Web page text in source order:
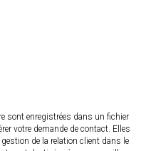
sont enregistrées dans un fichier
votre demande de contact. Elles
de la relation client dans le